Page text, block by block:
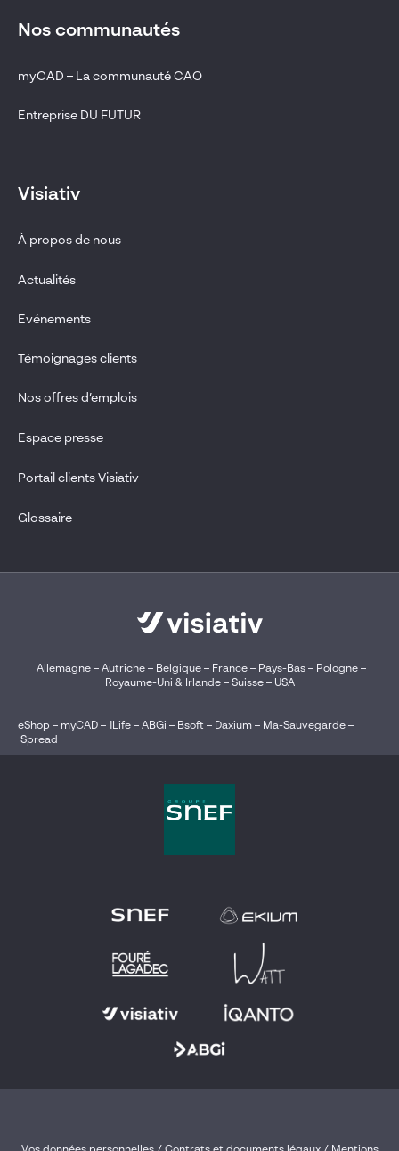
Nos communautés
myCAD – La communauté CAO
Entreprise DU FUTUR
Visiativ
À propos de nous
Actualités
Evénements
Témoignages clients
Nos offres d’emplois
Espace presse
Portail clients Visiativ
Glossaire
Allemagne– Autriche– Belgique – France– Pays-Bas– Pologne–
Royaume-Uni & Irlande– Suisse– USA
eShop – myCAD – 1Life – ABGi – Bsoft – Daxium – Ma-Sauvegarde –
Spread